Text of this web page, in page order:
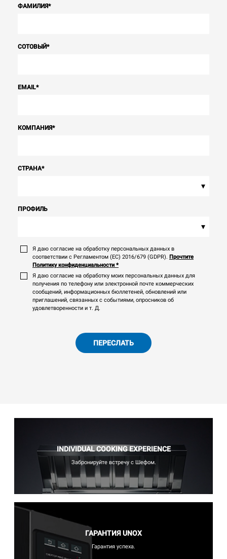
ФАМИЛИЯ*
СОТОВЫЙ*
EMAIL*
КОМПАНИЯ*
СТРАНА*
▾
ПРОФИЛЬ
▾
Я даю согласие на обработку персональных данных в
соответствии с Регламентом (ЕС) 2016/679 (GDPR). Прочтите
Политику конфиденциальности *
Я даю согласие на обработку моих персональных данных для
получения по телефону или электронной почте коммерческих
сообщений, информационных бюллетеней, обновлений или
приглашений, связанных с событиями, опросников об
удовлетворенности и т. Д.
ПЕРЕСЛАТЬ
INDIVIDUAL COOKING EXPERIENCE
Забронируйте встречу с Шефом.
ГАРАНТИЯ UNOX
Гарантия успеха.